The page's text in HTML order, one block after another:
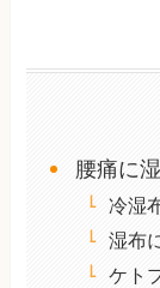
腰痛に
冷湿
湿布
ケト